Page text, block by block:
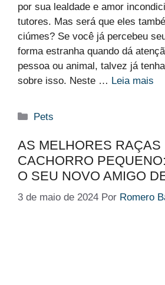
por sua lealdade e amor
tutores. Mas será que eles
ciúmes? Se você já percebeu
forma estranha quando dá
pessoa ou animal, talvez já
sobre isso. Neste … Leia mais
Categorias
Pets
AS MELHORES RAÇAS
CACHORRO
O SEU NOVO AMIGO
3 de maio de 2024 Por Romero